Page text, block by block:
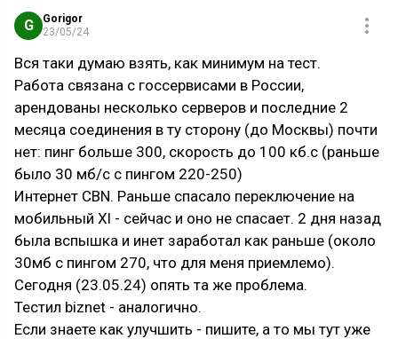
G
Gorigor
23/05/24
Вся таки думаю взять, как минимум на тест.
Работа связана с госсервисами в России,
арендованы несколько серверов и последние 2
месяца соединения в ту сторону (до Москвы) почти
нет: пинг больше 300, скорость до 100 кб.с (раньше
было 30 мб/с с пингом 220-250)
Интернет CBN. Раньше спасало переключение на
мобильный Xl - сейчас и оно не спасает. 2 дня назад
была вспышка и инет заработал как раньше (около
30мб с пингом 270, что для меня приемлемо).
Сегодня (23.05.24) опять та же проблема.
Тестил biznet - аналогично.
Если знаете как улучшить - пишите, а то мы тут уже